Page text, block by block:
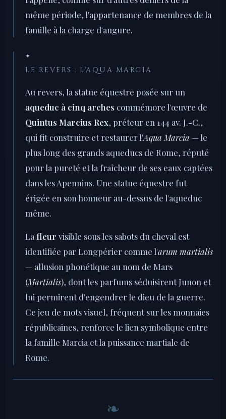
même période, l'appartenance de membres de la
famille à la charge d'augure.
✦
LE REVERS : L'AQUA MARCIA
Au revers, la statue équestre posée sur un
aqueduc à cinq arches commémore l'œuvre de
Quintus Marcius Rex, préteur en 144 av. J.-C.,
qui fit construire et restaurer l'Aqua Marcia — le
plus long des grands aqueducs de Rome, réputé
pour la pureté et la fraîcheur de ses eaux captées
dans les Apennins. Une statue équestre fut
érigée en son honneur au-dessus de l'aqueduc
même.
La fleur visible sous les sabots du cheval est
identifiée par Longpérier comme l'arum martialis
— allusion phonétique au nom de Mars
(Martialis), dont les parfums séduisirent Junon et
lui permirent d'engendrer le dieu de la guerre.
Ce jeu de mots visuel, fréquent sur les monnaies
républicaines, renforce le lien symbolique entre
la famille Marcia et la puissance martiale de
Rome.